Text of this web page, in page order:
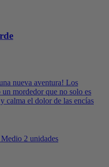
nueva aventura! Los
mordedor que no solo es
calma el dolor de las encías